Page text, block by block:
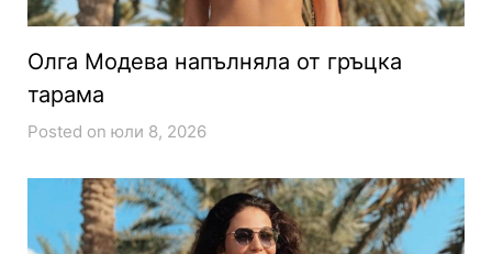
Олга Модева напълняла от гръцка
тарама
Posted on юли 8, 2026